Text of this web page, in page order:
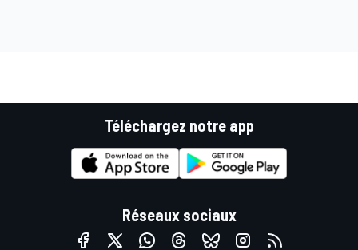
Téléchargez notre app
Réseaux sociaux